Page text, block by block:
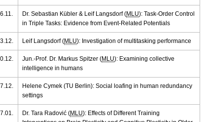
Dr. Sebastian Kübler & Leif Langsdorf (MLU): Task-Order Control
in Triple Tasks: Evidence from Event-Related Potentials
Leif Langsdorf (MLU): Investigation of multitasking performance
Jun.-Prof. Dr. Markus Spitzer (MLU): Examining collective
intelligence in humans
Helene Cymek (TU Berlin): Social loafing in human redundancy
settings
Dr. Tara Radović (MLU): Effects of Different Training